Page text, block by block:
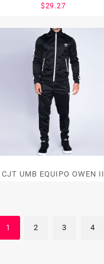
$29.27
CJT UMB EQUIPO OWEN II
1 2 3 4